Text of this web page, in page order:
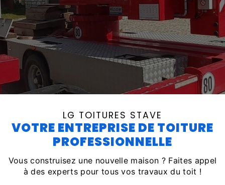
LG TOITURES STAVE
VOTRE ENTREPRISE DE TOITURE
PROFESSIONNELLE
Vous construisez une nouvelle maison ? Faites appel
à des experts pour tous vos travaux du toit !